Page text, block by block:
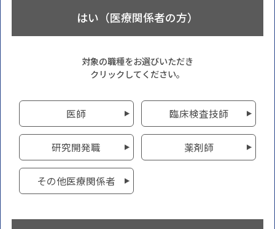
はい（医療関係者の方）
対象の職種をお選びいただき
クリックしてください。
医師 臨床検査技師
研究開発職 薬剤師
その他医療関係者